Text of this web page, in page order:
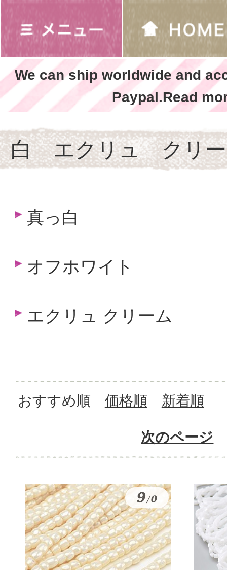
We can ship worldwide and
Paypal.Read
白 エクリュ クリ
真っ白
オフホワイト
エクリュ クリーム
おすすめ順 価格順 新着順
次のページ